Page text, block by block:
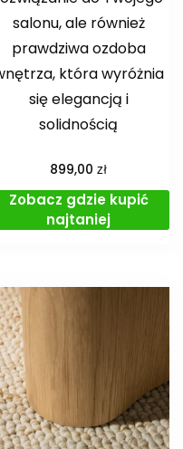
salonu, ale również
prawdziwa ozdoba
która wyróżnia
się elegancją i
solidnością
899,00zł
Zobacz gdzie kupić
najtaniej